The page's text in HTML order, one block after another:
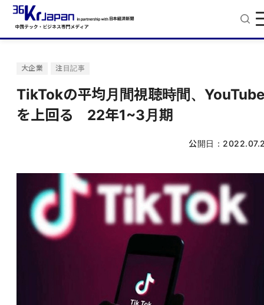
大企業 注目記事
TikTokの平均月間視聴時間、YouTube
を上回る 22年1~3月期
公開日：